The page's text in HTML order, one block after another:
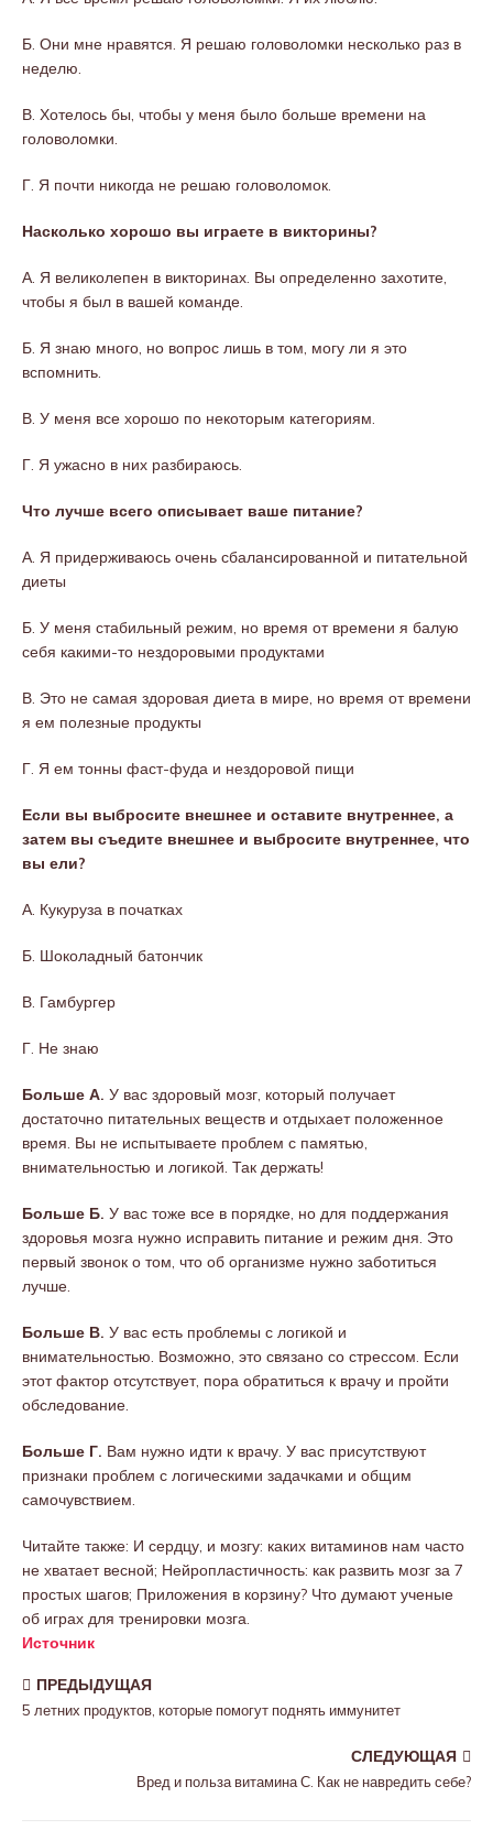
Б. Они мне нравятся. Я решаю головоломки несколько раз в
неделю.
В. Хотелось бы, чтобы у меня было больше времени на
головоломки.
Г. Я почти никогда не решаю головоломок.
Насколько хорошо вы играете в викторины?
А. Я великолепен в викторинах. Вы определенно захотите,
чтобы я был в вашей команде.
Б. Я знаю много, но вопрос лишь в том, могу ли я это
вспомнить.
В. У меня все хорошо по некоторым категориям.
Г. Я ужасно в них разбираюсь.
Что лучше всего описывает ваше питание?
А. Я придерживаюсь очень сбалансированной и питательной
диеты
Б. У меня стабильный режим, но время от времени я балую
себя какими-то нездоровыми продуктами
В. Это не самая здоровая диета в мире, но время от времени
я ем полезные продукты
Г. Я ем тонны фаст-фуда и нездоровой пищи
Если вы выбросите внешнее и оставите внутреннее, а
затем вы съедите внешнее и выбросите внутреннее, что
вы ели?
А. Кукуруза в початках
Б. Шоколадный батончик
В. Гамбургер
Г. Не знаю
Больше А. У вас здоровый мозг, который получает
достаточно питательных веществ и отдыхает положенное
время. Вы не испытываете проблем с памятью,
внимательностью и логикой. Так держать!
Больше Б. У вас тоже все в порядке, но для поддержания
здоровья мозга нужно исправить питание и режим дня. Это
первый звонок о том, что об организме нужно заботиться
лучше.
Больше В. У вас есть проблемы с логикой и
внимательностью. Возможно, это связано со стрессом. Если
этот фактор отсутствует, пора обратиться к врачу и пройти
обследование.
Больше Г. Вам нужно идти к врачу. У вас присутствуют
признаки проблем с логическими задачками и общим
самочувствием.
Читайте также: И сердцу, и мозгу: каких витаминов нам часто
не хватает весной; Нейропластичность: как развить мозг за 7
простых шагов; Приложения в корзину? Что думают ученые
об играх для тренировки мозга.
Источник
ПРЕДЫДУЩАЯ
5 летних продуктов, которые помогут поднять иммунитет
СЛЕДУЮЩАЯ
Вред и польза витамина С. Как не навредить себе?